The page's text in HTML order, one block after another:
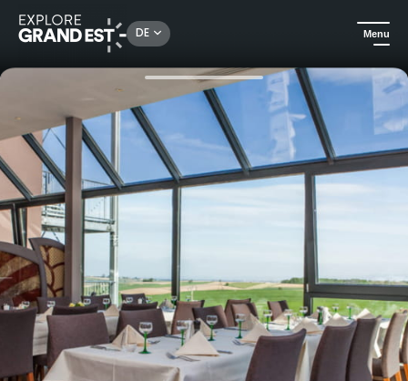
DE Menu
Sehenswertes in der Region Grand Est Gourmet-Aufenthalt in Cleebourg und Entdeckung des Weinbergs